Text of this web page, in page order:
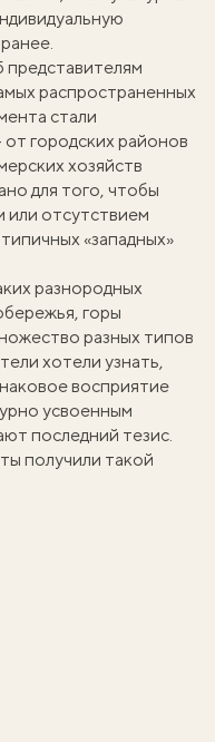
представителям
распространенных
стали
от городских районов
хозяйств
для того, чтобы
или отсутствием
«западных»
разнородных
горы
разных типов
хотели узнать,
восприятие
усвоенным
последний тезис.
получили такой